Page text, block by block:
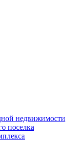
недвижимости
поселка